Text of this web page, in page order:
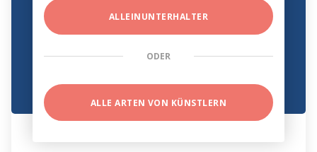
ALLEINUNTERHALTER
ODER
ALLE ARTEN VON KÜNSTLERN